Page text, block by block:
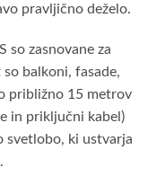
pravljično deželo.
so zasnovane za
balkoni, fasade,
približno 15 metrov
in priključni kabel)
svetlobo, ki ustvarja